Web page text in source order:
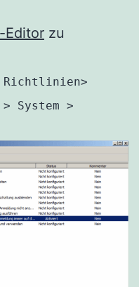
Editor zu
Richtlinien>
System >